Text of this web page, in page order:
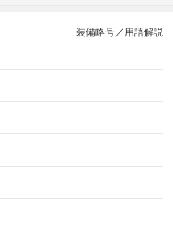
装備略号／用語解説